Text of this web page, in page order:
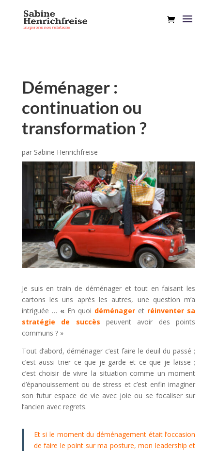
Déménager :
continuation ou
transformation ?
par Sabine Henrichfreise
Je suis en train de déménager et tout en faisant les
cartons les uns après les autres, une question m’a
intriguée … « En quoi déménager et réinventer sa
stratégie de succès
peuvent avoir des points
communs ? »
Tout d’abord, déménager c’est faire le deuil du passé ;
c’est aussi trier ce que je garde et ce que je laisse ;
c’est choisir de vivre la situation comme un moment
d’épanouissement ou de stress et c’est enfin imaginer
son futur espace de vie avec joie ou se focaliser sur
l’ancien avec regrets.
Et si le moment du déménagement était l’occasion
de faire le point sur ma posture, mon leadership et